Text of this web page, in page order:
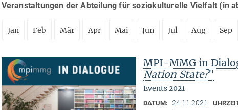
Veranstaltungen der Abteilung für soziokulturelle Vielfalt (in
Jan Feb Mär Apr Mai Jun Jul Aug Sep
MPI-MMG in
Nation State?"
Events 2021
DATUM: 24.11.2021